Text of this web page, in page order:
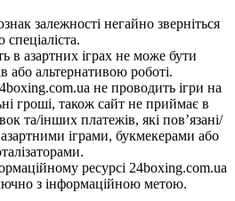
залежності негайно зверніться
спеціаліста.
в азартних іграх не може бути
або альтернативою роботі.
не проводить ігри на
гроші, також сайт не приймає в
та/інших платежів, які пов’язані/
іграми, букмекерами або
ресурсі 24boxing.com.ua
з інформаційною метою.